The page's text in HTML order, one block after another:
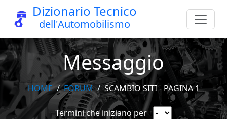
Dizionario Tecnico
dell'Automobilismo
Messaggio
HOME FORUM SCAMBIO SITI - PAGINA 1
Termini che iniziano per